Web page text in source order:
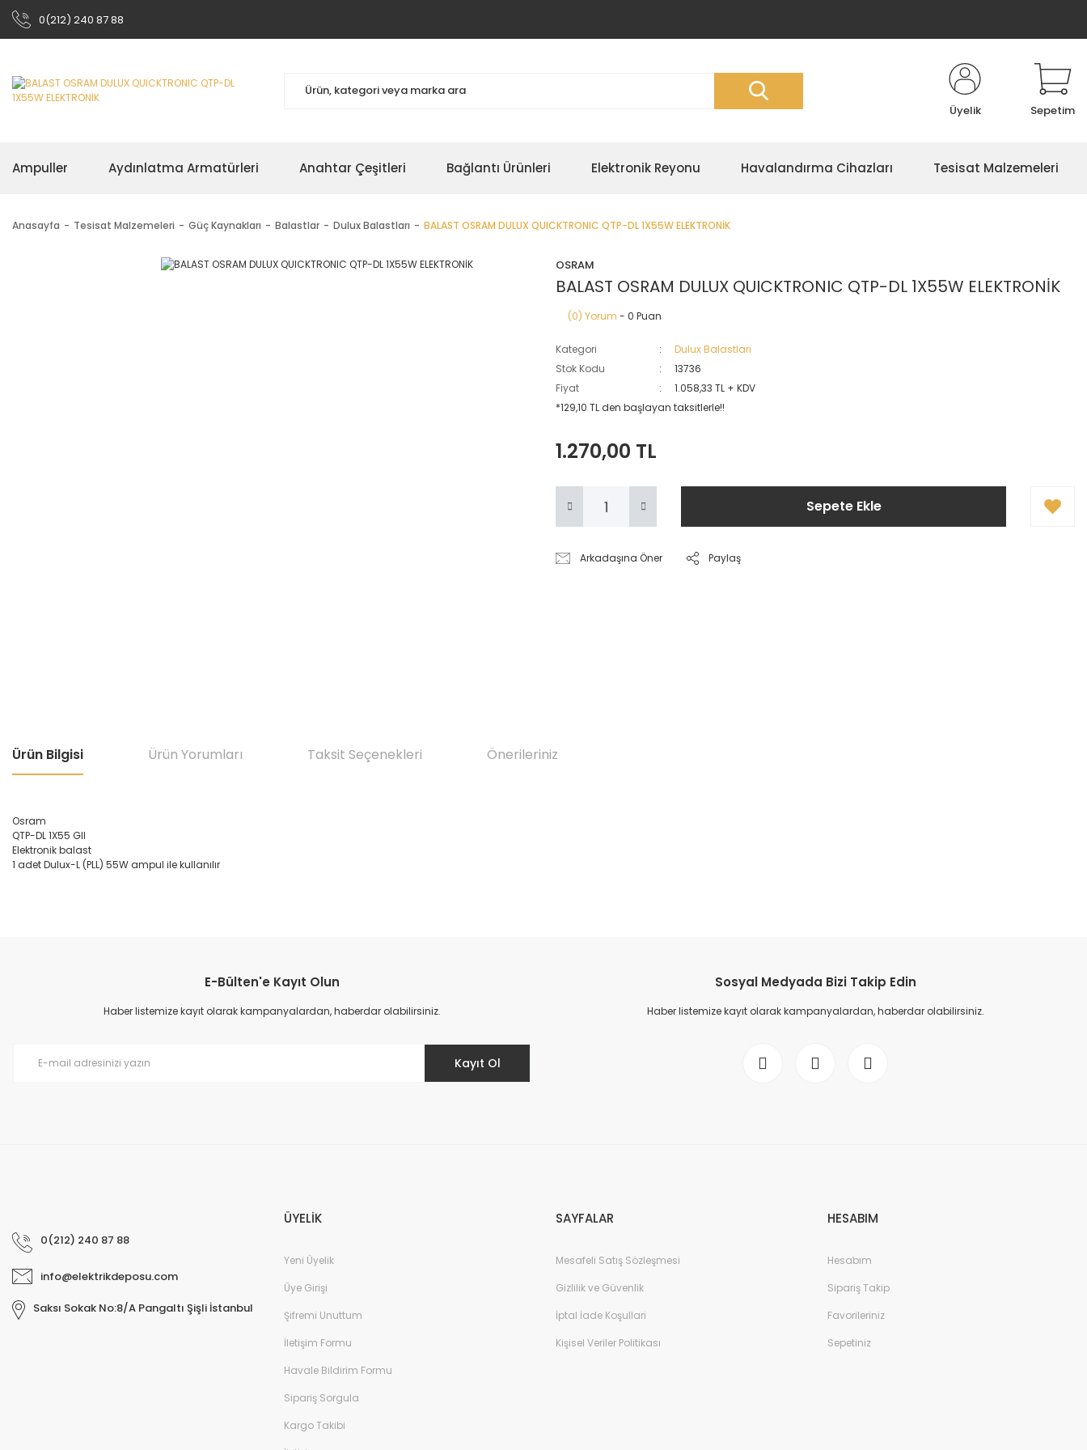
0(212) 240 87 88
Üyelik Sepetim
Ampuller Aydınlatma Armatürleri Anahtar Çeşitleri Bağlantı Ürünleri Elektronik Reyonu Havalandırma Cihazları Tesisat Malzemeleri
Anasayfa Tesisat Malzemeleri Güç Kaynakları Balastlar Dulux Balastları BALAST OSRAM DULUX QUICKTRONIC QTP-DL 1X55W ELEKTRONİK
OSRAM
BALAST OSRAM DULUX QUICKTRONIC QTP-DL 1X55W ELEKTRONİK
(0) Yorum - 0 Puan
Kategori
Dulux Balastları
Stok Kodu
13736
Fiyat
1.058,33 TL + KDV
*129,10 TL den başlayan taksitlerle!!
1.270,00 TL
Sepete Ekle
Arkadaşına Öner Paylaş
Ürün Bilgisi Ürün Yorumları Taksit Seçenekleri Önerileriniz
Osram
QTP-DL 1X55 GII
Elektronik balast
1 adet Dulux-L (PLL) 55W ampul ile kullanılır
Ürün resmi kalitesiz, bozuk veya görüntülenemiyor.
Ürün açıklamasında eksik bilgiler bulunuyor.
E-Bülten'e Kayıt Olun
Haber listemize kayıt olarak kampanyalardan, haberdar olabilirsiniz.
Kayıt Ol
Sosyal Medyada Bizi Takip Edin
Haber listemize kayıt olarak kampanyalardan, haberdar olabilirsiniz.
0(212) 240 87 88
info@elektrikdeposu.com
Saksı Sokak No:8/A Pangaltı Şişli İstanbul
ÜYELİK
Yeni Üyelik
Üye Girişi
Şifremi Unuttum
İletişim Formu
Havale Bildirim Formu
Sipariş Sorgula
Kargo Takibi
SAYFALAR
Mesafeli Satış Sözleşmesi
Gizlilik ve Güvenlik
İptal İade Koşullari
Kişisel Veriler Politikası
HESABIM
Hesabım
Sipariş Takip
Favorileriniz
Sepetiniz